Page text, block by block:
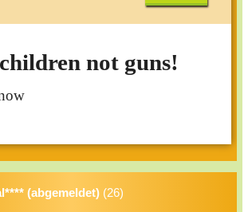
not guns!
(abgemeldet) (26)